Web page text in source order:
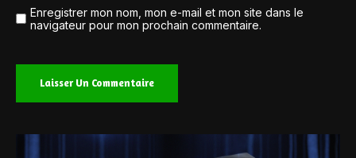
Enregistrer mon nom, mon e-mail et mon site dans le
navigateur pour mon prochain commentaire.